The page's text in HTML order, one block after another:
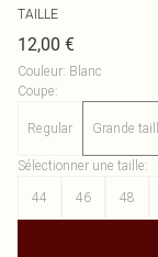
TAILLE
12,00 €
Couleur: Blanc
Coupe:
Regular Grande
Sélectionner une taille:
44
46 48